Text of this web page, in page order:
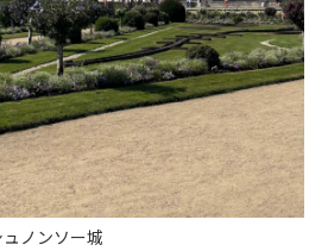
ュノンソー城